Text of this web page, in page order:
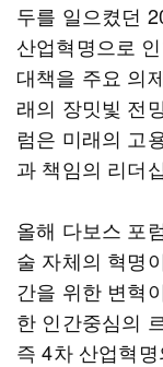
두를 일으켰던
산업혁명으로
대책을 주요 의
래의 장밋빛 전
럼은 미래의 고
과 책임의 리더
올해 다보스 포
술 자체의 혁명
간을 위한 변혁
한 인간중심의
즉 4차 산업혁